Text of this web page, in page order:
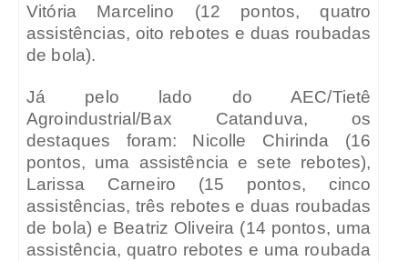
Vitória Marcelino (12 pontos, quatro
assistências, oito rebotes e duas roubadas
de bola).
Já pelo lado do AEC/Tietê
Agroindustrial/Bax Catanduva, os
destaques foram: Nicolle Chirinda (16
pontos, uma assistência e sete rebotes),
Larissa Carneiro (15 pontos, cinco
assistências, três rebotes e duas roubadas
de bola) e Beatriz Oliveira (14 pontos, uma
assistência, quatro rebotes e uma roubada